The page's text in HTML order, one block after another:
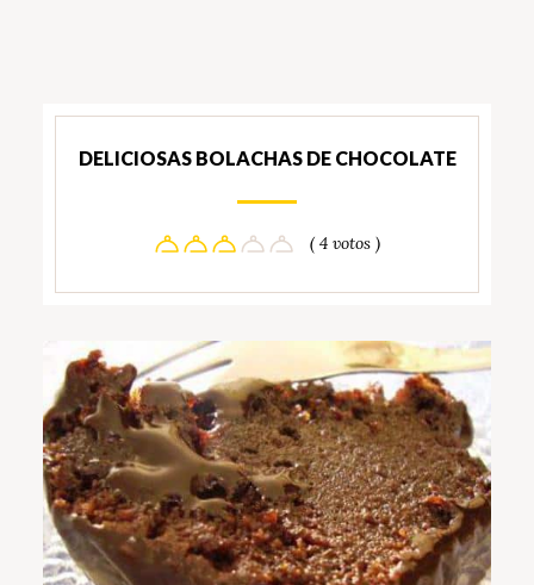
DELICIOSAS BOLACHAS DE CHOCOLATE
( 4 votos )